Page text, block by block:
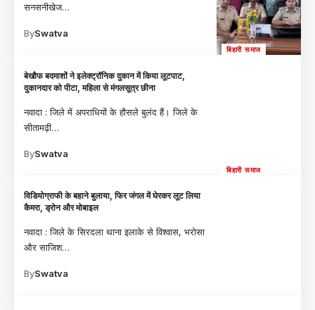
बिहारी समाज
सनसनीखेज…
BySwatva
बिहारी समाज
बेखौफ बदमाशों ने इलेक्ट्रॉनिक दुकान में किया लूटपाट,
दुकानदार को पीटा, महिला से मंगलसूत्र छीना
​नवादा : जिले में अपराधियों के हौसले बुलंद हैं। जिले के
सीतामढ़ी…
BySwatva
विडियोग्राफी के बहाने बुलाया, फिर जंगल में घेरकर लूट लिया
कैमरा, ड्रोन और मोबाइल
नवादा : जिले के सिरदला थाना इलाके से विश्वास, भरोसा
और साजिश…
BySwatva